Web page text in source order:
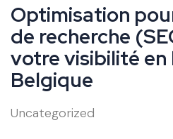
Optimisation
de recherche
votre visibilité en
Belgique
Uncategorized